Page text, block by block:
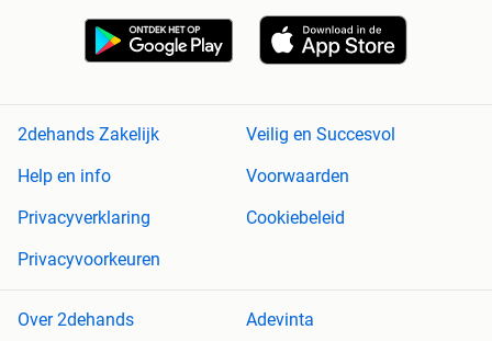
2dehands Zakelijk
Veilig en Succesvol
Help en info
Voorwaarden
Privacyverklaring
Cookiebeleid
Privacyvoorkeuren
Over 2dehands Adevinta